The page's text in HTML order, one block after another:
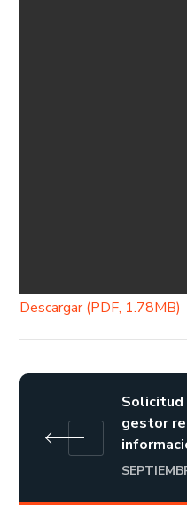
Descargar (PDF, 1.78MB)
Solicitud
gestor